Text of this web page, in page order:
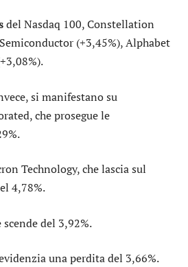
del Nasdaq 100,Constellation
(+3,45%),Alphabet
si manifestano su
, che prosegue le
Technology, che lascia sul
4,78%.
scende del 3,92%.
una perdita del 3,66%.